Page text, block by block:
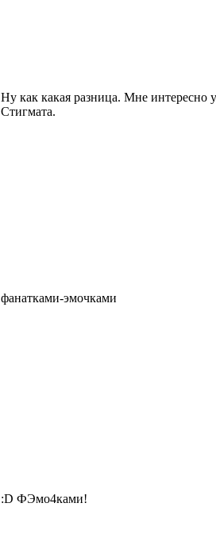
Ну как какая разница. Мне интересно
Стигмата.
фанатками-эмочками
:D ФЭмо4ками!